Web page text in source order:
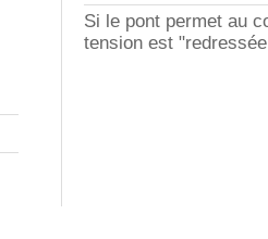
Si le pont permet au
tension est